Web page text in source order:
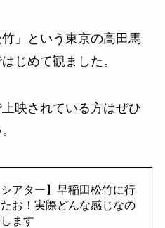
」という東京の高田馬
じめて観ました。
映されている方はぜひ
シアター】早稲田松竹に行
お！実際どんな感じなの
ます